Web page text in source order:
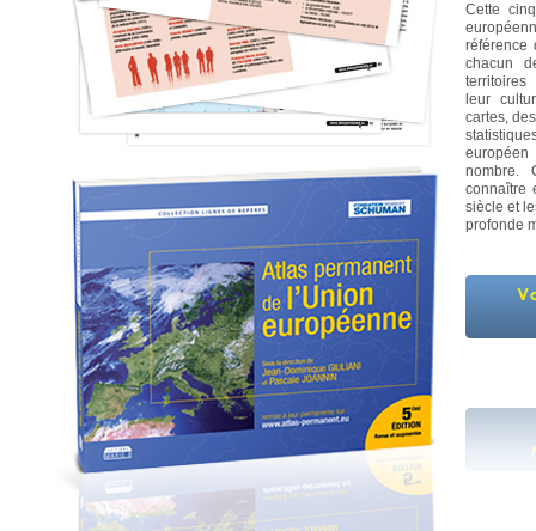
Cette
référence
chacun
territoires
leur
cartes,
nombre.
connaître
siècle et
profonde